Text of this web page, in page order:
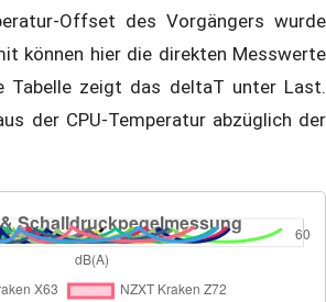
Offset des Vorgängers wurde
können hier die direkten Messwerte
Tabelle zeigt das deltaT unter Last.
der CPU-Temperatur abzüglich der